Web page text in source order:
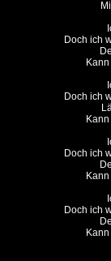
Doch ich
Doch ich
Doch ich
Doch ich